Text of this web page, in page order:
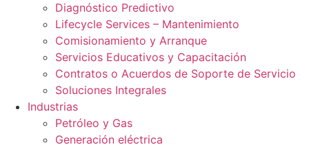
Diagnóstico Predictivo
Lifecycle Services – Mantenimiento
Comisionamiento y Arranque
Servicios Educativos y Capacitación
Contratos o Acuerdos de Soporte de Servicio
Soluciones Integrales
Industrias
Petróleo y Gas
Generación eléctrica